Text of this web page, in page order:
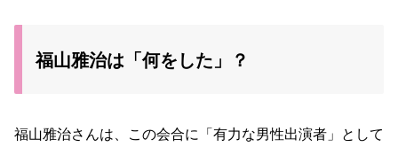
福山雅治は「何をした」？
福山雅治さんは、この会合に「有力な男性出演者」として